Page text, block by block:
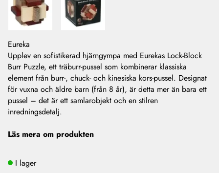
Eureka
Upplev en sofistikerad hjärngympa med Eurekas Lock-Block
Burr Puzzle, ett träburr-pussel som kombinerar klassiska
element från burr-, chuck- och kinesiska kors-pussel. Designat
för vuxna och äldre barn (från 8 år), är detta mer än bara ett
pussel – det är ett samlarobjekt och en stilren
inredningsdetalj.
Läs mera om produkten
I lager